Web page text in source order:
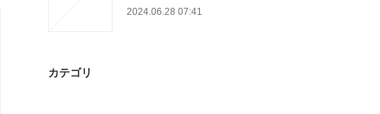
2024.06.28 07:41
カテゴリ